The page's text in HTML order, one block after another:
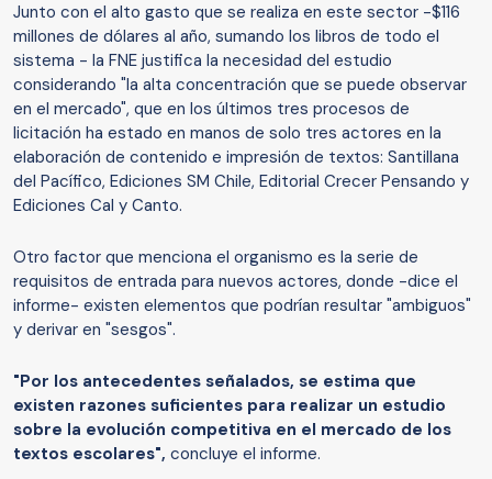
Junto con el alto gasto que se realiza en este sector -$116
millones de dólares al año, sumando los libros de todo el
sistema - la FNE justifica la necesidad del estudio
considerando "la alta concentración que se puede observar
en el mercado", que en los últimos tres procesos de
licitación ha estado en manos de solo tres actores en la
elaboración de contenido e impresión de textos: Santillana
del Pacífico, Ediciones SM Chile, Editorial Crecer Pensando y
Ediciones Cal y Canto.
Otro factor que menciona el organismo es la serie de
requisitos de entrada para nuevos actores, donde -dice el
informe- existen elementos que podrían resultar "ambiguos"
y derivar en "sesgos".
"Por los antecedentes señalados, se estima que
existen razones suficientes para realizar un estudio
sobre la evolución competitiva en el mercado de los
textos escolares", concluye el informe.